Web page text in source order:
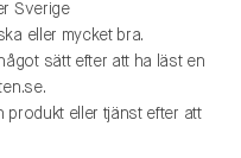
Sverige
eller mycket bra.
sätt efter att ha läst en
eller tjänst efter att